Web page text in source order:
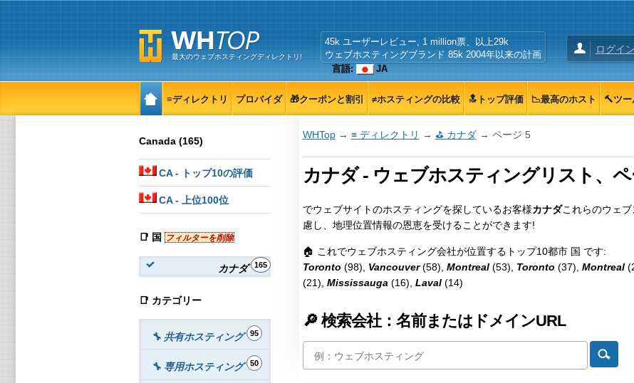
最大のウェブホスティングディレクトリ!
ログイン
45k ユーザーレビュー, 1 million票、以上29k
ウェブホスティングブランド 85k 2004年以来の計画
言語:
JA
≡ディレクトリ プロバイダ 🎁クーポンと割引 ≠ホスティングの比較 🔝トップ評価 📉最高のホスト 🔨ツー
WHTop→ ≡ ディレクトリ → ⛳ カナダ→ ページ 5
カナダ - ウェブホスティングリスト、
でウェブサイトのホスティングを探しているお客様カナダこれらのウェ
慮し、地理位置情報の恩恵を受けることができます!
🏠 これでウェブホスティング会社が位置するトップ10都市 国 です:
Toronto (98), Vancouver(58), Montreal(53), Toronto (37), Montreal
(21), Mississauga (16), Laval(14)
🔎 検索会社：名前またはドメインURL
Canada (165)
CA- トップ10の評価
CA- 上位100位
📑 国 フィルターを削除
カナダ 165
📑 カテゴリー
🔧 共有ホスティング 95
🔧 専用ホスティング 50